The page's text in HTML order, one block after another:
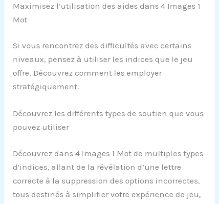
Maximisez l’utilisation des aides dans 4 Images 1
Mot
Si vous rencontrez des difficultés avec certains
niveaux, pensez à utiliser les indices que le jeu
offre. Découvrez comment les employer
stratégiquement.
Découvrez les différents types de soutien que vous
pouvez utiliser
Découvrez dans 4 Images 1 Mot de multiples types
d’indices, allant de la révélation d’une lettre
correcte à la suppression des options incorrectes,
tous destinés à simplifier votre expérience de jeu,